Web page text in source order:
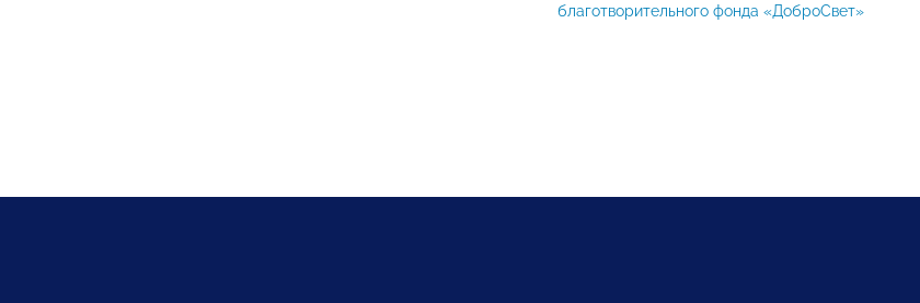
благотворительного фонда «ДоброСвет»